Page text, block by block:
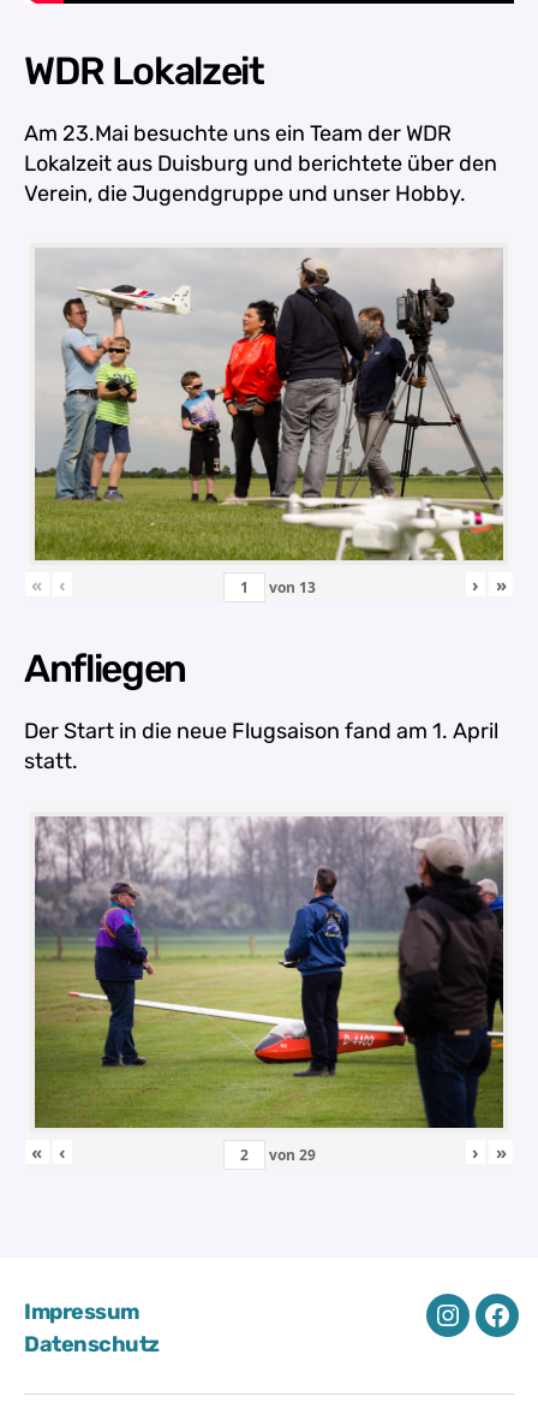
WDR Lokalzeit
Am 23.Mai besuchte uns ein Team der WDR
Lokalzeit aus Duisburg und berichtete über den
Verein, die Jugendgruppe und unser Hobby.
« ‹ von 13 › »
Anfliegen
Der Start in die neue Flugsaison fand am 1. April
statt.
« ‹ von 29 › »
Impressum
Datenschutz